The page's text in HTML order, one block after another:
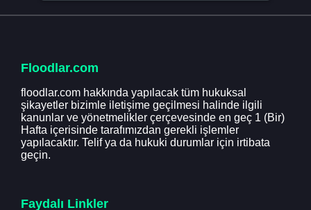
Floodlar.com
floodlar.com hakkında yapılacak tüm hukuksal
şikayetler bizimle iletişime geçilmesi halinde ilgili
kanunlar ve yönetmelikler çerçevesinde en geç 1 (Bir)
Hafta içerisinde tarafımızdan gerekli işlemler
yapılacaktır. Telif ya da hukuki durumlar için irtibata
geçin.
Faydalı Linkler